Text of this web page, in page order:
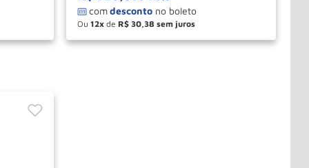
Ou 12 de R$ 30, 38
＋
－ COMPRAR